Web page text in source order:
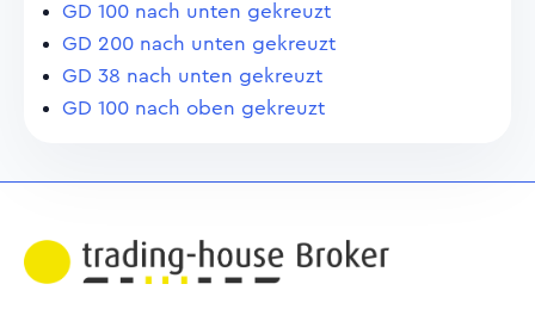
GD 100 nach unten gekreuzt
GD 200 nach unten gekreuzt
GD 38 nach unten gekreuzt
GD 100 nach oben gekreuzt